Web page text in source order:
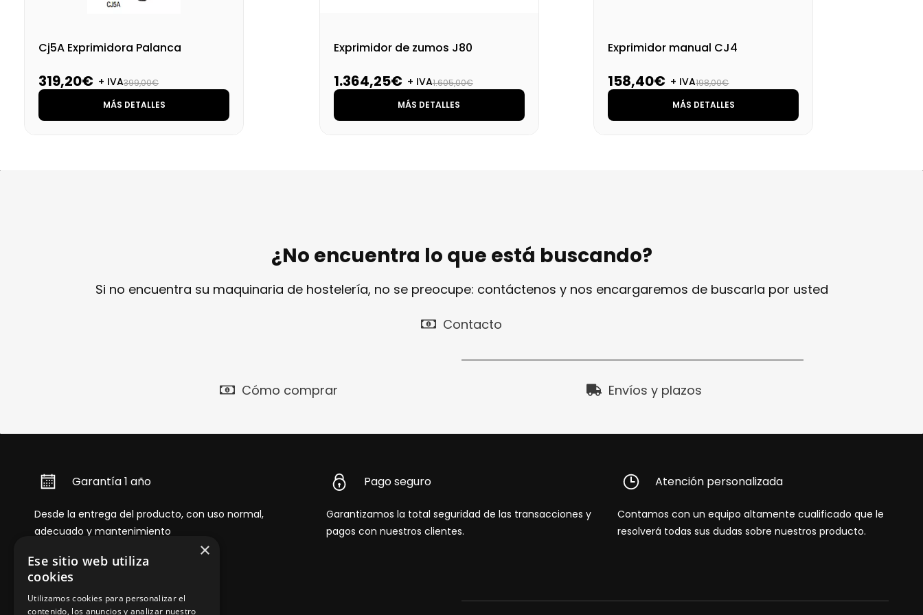
Cj5A Exprimidora Palanca
319,20€ + IVA399,00€
MÁS DETALLES
Exprimidor de zumos J80
1.364,25€ + IVA1.605,00€
MÁS DETALLES
Exprimidor manual CJ4
158,40€ + IVA198,00€
MÁS DETALLES
¿No encuentra lo que está buscando?
Si no encuentra su maquinaria de hostelería, no se preocupe: contáctenos y nos encargaremos de buscarla por usted
Contacto
Cómo comprar Envíos y plazos
Garantía 1 año
Desde la entrega del producto, con uso normal,
adecuado y mantenimiento
Pago seguro
Garantizamos la total seguridad de las transacciones y
pagos con nuestros clientes.
Atención personalizada
Contamos con un equipo altamente cualificado que le
resolverá todas sus dudas sobre nuestros producto.
×
Ese sitio web utiliza
cookies
Utilizamos cookies para personalizar el
contenido, los anuncios y analizar nuestro